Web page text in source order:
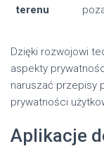
terenu
Dzięki rozwojowi
aspekty
naruszać przepisy
prywatności
Aplikacje